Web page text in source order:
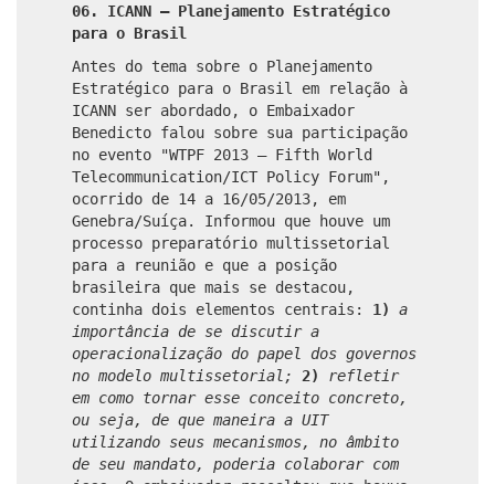
06. ICANN – Planejamento Estratégico
para o Brasil
Antes do tema sobre o Planejamento
Estratégico para o Brasil em relação à
ICANN ser abordado, o Embaixador
Benedicto falou sobre sua participação
no evento "WTPF 2013 – Fifth World
Telecommunication/ICT Policy Forum",
ocorrido de 14 a 16/05/2013, em
Genebra/Suíça. Informou que houve um
processo preparatório multissetorial
para a reunião e que a posição
brasileira que mais se destacou,
continha dois elementos centrais: 1)
a
importância de se discutir a
operacionalização do papel dos governos
no modelo multissetorial; 2)
refletir
em como tornar esse conceito concreto,
ou seja, de que maneira a UIT
utilizando seus mecanismos, no âmbito
de seu mandato, poderia colaborar com